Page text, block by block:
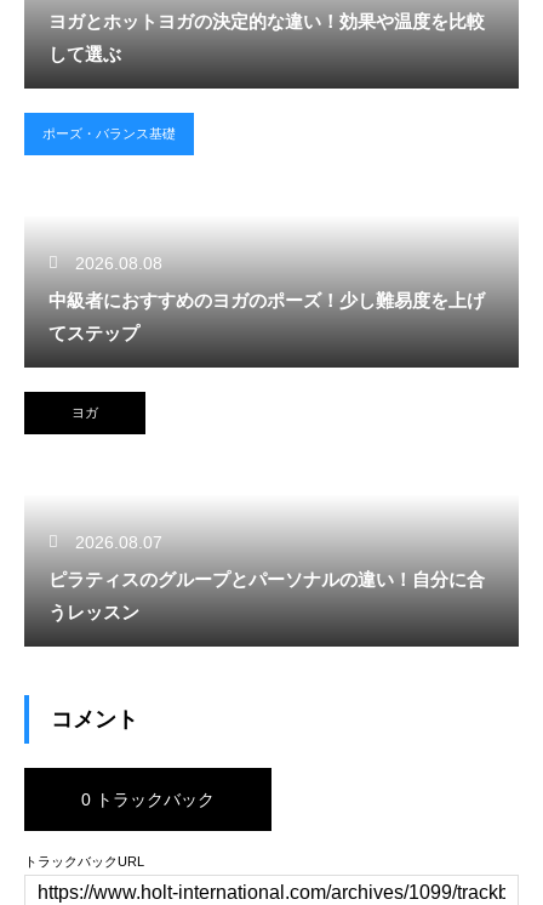
ヨガとホットヨガの決定的な違い！効果や温度を比較
して選ぶ
ポーズ・バランス基礎
2026.08.08
中級者におすすめのヨガのポーズ！少し難易度を上げ
てステップ
ヨガ
2026.08.07
ピラティスのグループとパーソナルの違い！自分に合
うレッスン
コメント
0 トラックバック
トラックバックURL